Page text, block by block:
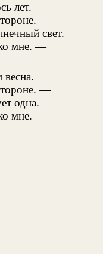
лет.
—
свет.
мне. —
весна.
—
одна.
мне. —